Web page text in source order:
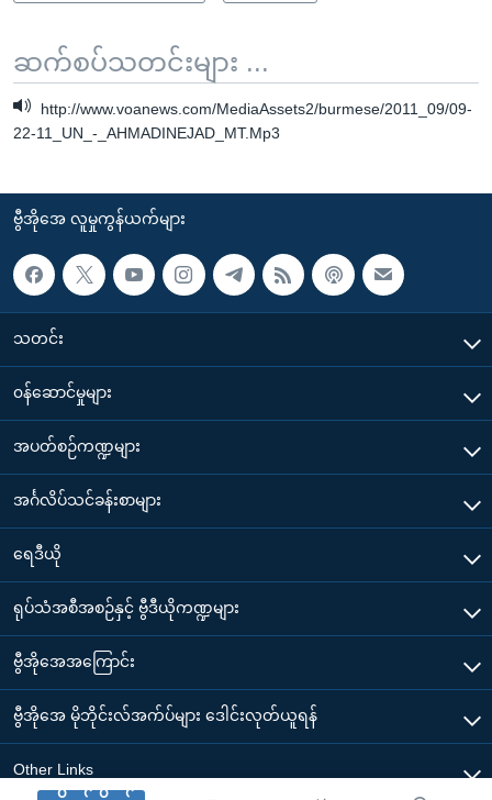
ဆက်စပ်သတင်းများ ...
http://www.voanews.com/MediaAssets2/burmese/2011_09/09-
22-11_UN_-_AHMADINEJAD_MT.Mp3
ဗွီအိုအေ လူမှုကွန်ယက်များ
သတင်း
၀န်ဆောင်မှုများ
အပတ်စဉ်ကဏ္ဍများ
အင်္ဂလိပ်သင်ခန်းစာများ
ရေဒီယို
ရုပ်သံအစီအစဉ်နှင့် ဗွီဒီယိုကဏ္ဍများ
ဗွီအိုအေအကြောင်း
ဗွီအိုအေ မိုဘိုင်းလ်အက်ပ်များ ဒေါင်းလုတ်ယူရန်
Other Links